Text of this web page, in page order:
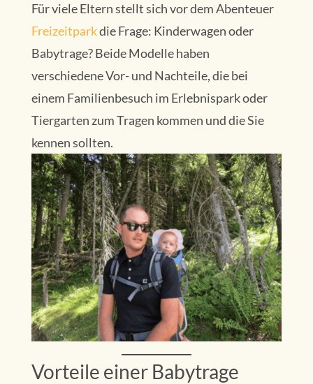
Für viele Eltern stellt sich vor dem Abenteuer
Freizeitparkdie Frage: Kinderwagen oder
Babytrage? Beide Modelle haben
verschiedene Vor- und Nachteile, die bei
einem Familienbesuch im Erlebnispark oder
Tiergarten zum Tragen kommen und die Sie
kennen sollten.
Vorteile einer Babytrage